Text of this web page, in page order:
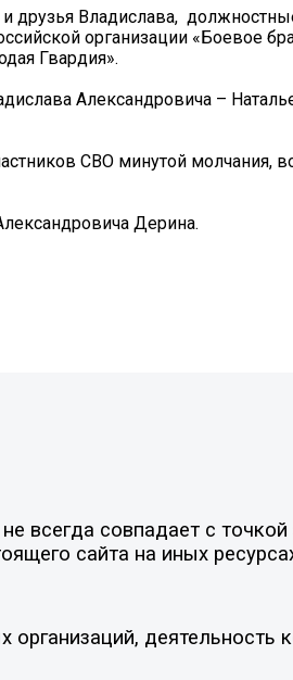
друзья Владислава,
организации «Боевое
Гвардия».
Александровича –
СВО минутой молчания,
Дерина.
совпадает с точкой
сайта на иных
деятельность